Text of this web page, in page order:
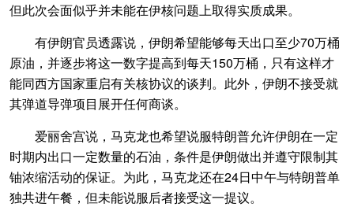
但此次会面似乎并未能在伊核问题上取得实质成果。
有伊朗官员透露说，伊朗希望能够每天出口至少70万桶
原油，并逐步将这一数字提高到每天150万桶，只有这样才
能同西方国家重启有关核协议的谈判。此外，伊朗不接受就
其弹道导弹项目展开任何商谈。
爱丽舍宫说，马克龙也希望说服特朗普允许伊朗在一定
时期内出口一定数量的石油，条件是伊朗做出并遵守限制其
铀浓缩活动的保证。为此，马克龙还在24日中午与特朗普单
独共进午餐，但未能说服后者接受这一提议。